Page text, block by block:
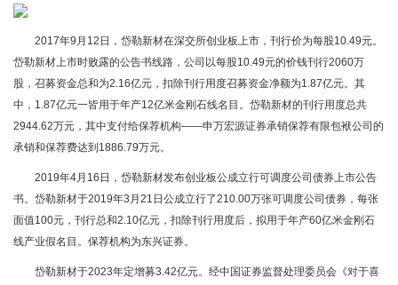
2017年9月12日，岱勒新材在深交所创业板上市，刊行价为每股10.49元。
岱勒新材上市时败露的公告书线路，公司以每股10.49元的价钱刊行2060万
股，召募资金总和为2.16亿元，扣除刊行用度召募资金净额为1.87亿元。其
中，1.87亿元一皆用于年产12亿米金刚石线名目。岱勒新材的刊行用度总共
2944.62万元，其中支付给保荐机构——申万宏源证券承销保荐有限包袱公司的
承销和保荐费达到1886.79万元。
2019年4月16日，岱勒新材发布创业板公成立行可调度公司债券上市公告
书。岱勒新材于2019年3月21日公成立行了210.00万张可调度公司债券，每张
面值100元，刊行总和2.10亿元，扣除刊行用度后，拟用于年产60亿米金刚石
线产业假名目。保荐机构为东兴证券。
岱勒新材于2023年定增募3.42亿元。经中国证券监督处理委员会《对于喜